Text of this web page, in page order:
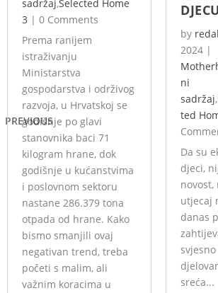
PREVIOUS
sadržaj,Selected Home
3 | 0 Comments
Prema ranijem
istraživanju
Ministarstva
gospodarstva i održivog
razvoja, u Hrvatskoj se
godišnje po glavi
stanovnika baci 71
kilogram hrane, dok
godišnje u kućanstvima
i poslovnom sektoru
nastane 286.379 tona
otpada od hrane. Kako
bismo smanjili ovaj
negativan trend, treba
početi s malim, ali
važnim koracima u
by
2024 |
ni
sadržaj,
ted
Da su
djeci,
novost,
utjecaj
danas
svjesno
sreća...